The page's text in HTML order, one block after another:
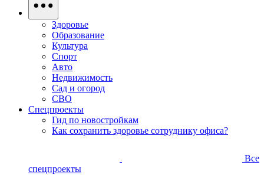
Здоровье
Образование
Культура
Спорт
Авто
Недвижимость
Сад и огород
СВО
Спецпроекты
Гид по новостройкам
Как сохранить здоровье сотруднику офиса?
Все
спецпроекты